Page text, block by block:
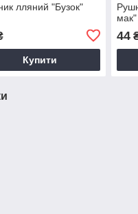
лляний "Бузок"
Купити
мак"
44